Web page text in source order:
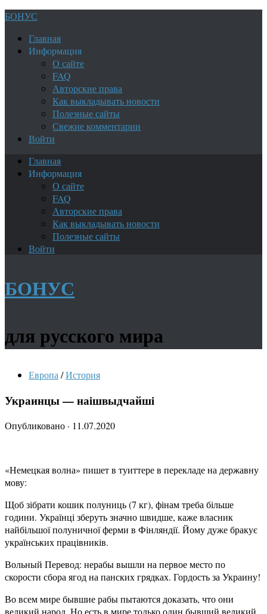
БОНУС
Главная
Информация
О сайте
FAQ
Авторские права
Как выкладывать новости
Полезные сайты
Свежие комментарии
Войти
Главная
Информация
О сайте
FAQ
Авторские права
Как выкладывать новости
Полезные сайты
Войти
БОНУС
для русского мира
Европа /История
Украинцы — наiшвыдчайшi
Опубликовано · 11.07.2020
«Немецкая волна» пишет в туиттере в перекладе на державну
мову:
Щоб зібрати кошик полуниць (7 кг), фінам треба більше
години. Українці зберуть значно швидше, каже власник
найбільшої полуничної ферми в Фінляндії. Йому дуже бракує
українських працівників.
Вольный Перевод: нерабы вышли на первое место по
скорости сбора ягод на панских грядках. Гордость за Украину!
Во всем мире бывшие рабы пытаются доказать, что они